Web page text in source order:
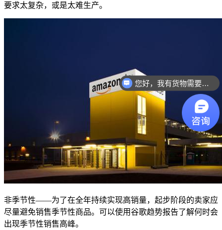
要求太复杂，或是太难生产。
非季节性——为了在全年持续实现高销量，起步阶段的卖家应
尽量避免销售季节性商品。可以使用谷歌趋势报告了解何时会
出现季节性销售高峰。
您好，我有货物需要你们的产品。
你们是怎么收费的呢？